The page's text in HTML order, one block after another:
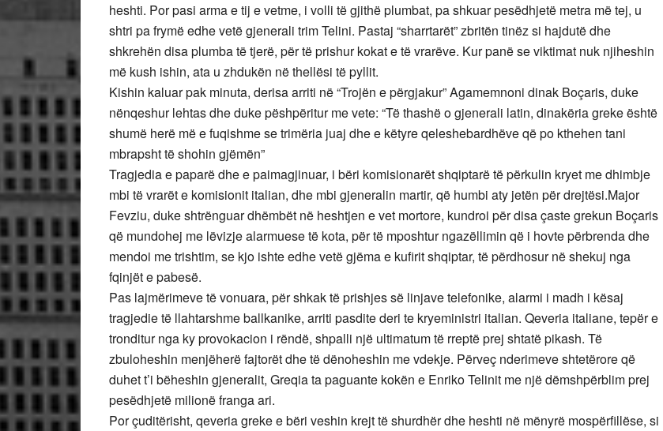
heshti. Por pasi arma e tij e vetme, i volli të gjithë plumbat, pa shkuar pesëdhjetë metra më tej, u
shtri pa frymë edhe vetë gjenerali trim Telini. Pastaj “sharrtarët” zbritën tinëz si hajdutë dhe
shkrehën disa plumba të tjerë, për të prishur kokat e të vrarëve. Kur panë se viktimat nuk njiheshin
më kush ishin, ata u zhdukën në thellësi të pyllit.
Kishin kaluar pak minuta, derisa arriti në “Trojën e përgjakur” Agamemnoni dinak Boçaris, duke
nënqeshur lehtas dhe duke pëshpëritur me vete: “Të thashë o gjenerali latin, dinakëria greke është
shumë herë më e fuqishme se trimëria juaj dhe e këtyre qeleshebardhëve që po kthehen tani
mbrapsht të shohin gjëmën”
Tragjedia e paparë dhe e paimagjinuar, i bëri komisionarët shqiptarë të përkulin kryet me dhimbje
mbi të vrarët e komisionit italian, dhe mbi gjeneralin martir, që humbi aty jetën për drejtësi.Major
Fevziu, duke shtrënguar dhëmbët në heshtjen e vet mortore, kundroi për disa çaste grekun Boçaris
që mundohej me lëvizje alarmuese të kota, për të mposhtur ngazëllimin që i hovte përbrenda dhe
mendoi me trishtim, se kjo ishte edhe vetë gjëma e kufirit shqiptar, të përdhosur në shekuj nga
fqinjët e pabesë.
Pas lajmërimeve të vonuara, për shkak të prishjes së linjave telefonike, alarmi i madh i kësaj
tragjedie të llahtarshme ballkanike, arriti pasdite deri te kryeministri italian. Qeveria italiane, tepër e
tronditur nga ky provokacion i rëndë, shpalli një ultimatum të rreptë prej shtatë pikash. Të
zbuloheshin menjëherë fajtorët dhe të dënoheshin me vdekje. Përveç nderimeve shtetërore që
duhet t’i bëheshin gjeneralit, Greqia ta paguante kokën e Enriko Telinit me një dëmshpërblim prej
pesëdhjetë milionë franga ari.
Por çuditërisht, qeveria greke e bëri veshin krejt të shurdhër dhe heshti në mënyrë mospërfillëse, si